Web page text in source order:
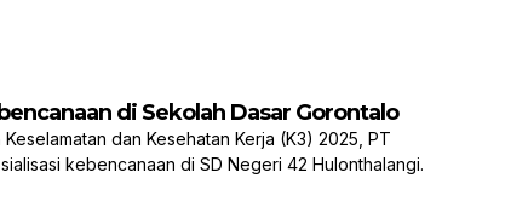
di Sekolah Dasar Gorontalo
dan Kesehatan Kerja (K3) 2025, PT
kebencanaan di SD Negeri 42 Hulonthalangi.